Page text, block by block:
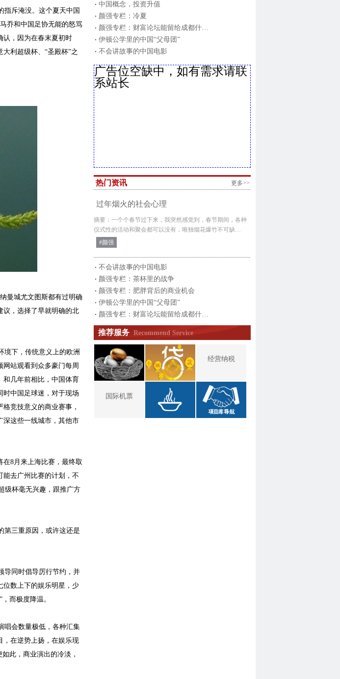
斥淹没。这个夏天中国
乔和中国足协无能的怒骂
认，因为在春末夏初时
利超级杯、“圣殿杯”之
曼城尤文图斯都有过明确
议，选择了早就明确的北
下，传统意义上的欧洲
站观看到众多豪门每周
和几年前相比，中国体育
时中国足球迷，对于现场
竞技意义的商业赛事，
深这些一线城市，其他市
8月来上海比赛，最终取
能去广州比赛的计划，不
级杯毫无兴趣，跟推广方
第三重原因，或许这还是
导同时倡导厉行节约，并
位数上下的娱乐明星，少
而极度降温。
唱会数量极低，各种汇集
，在逆势上扬，在娱乐现
此，商业演出的冷淡，
中国概念，投资升值
颜强专栏：冷夏
颜强专栏：财富论坛能留给成都什…
伊顿公学里的中国“父母团”
不会讲故事的中国电影
广告位空缺中，如有需求请联
系站长
更多>>
热门资讯
过年烟火的社会心理
摘要：一个个春节过下来，我突然感觉到，春节期间，各种
仪式性的活动和聚会都可以没有，唯独烟花爆竹不可缺…
#颜强
不会讲故事的中国电影
颜强专栏：茶杯里的战争
颜强专栏：肥胖背后的商业机会
伊顿公学里的中国“父母团”
颜强专栏：财富论坛能留给成都什…
推荐服务 Recommend Service
经营纳税
国际机票